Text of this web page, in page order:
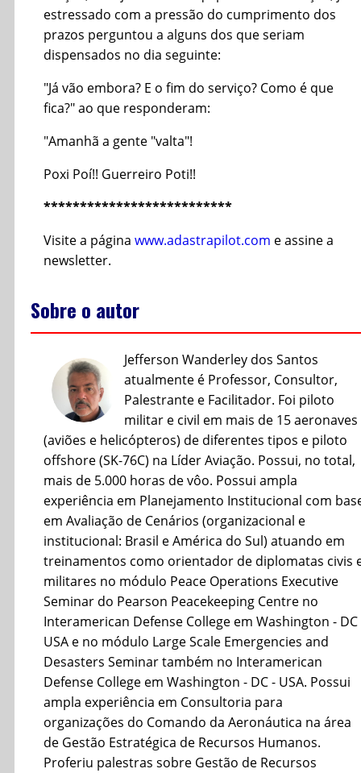
estressado com a pressão do cumprimento dos
prazos perguntou a alguns dos que seriam
dispensados no dia seguinte:
"Já vão embora? E o fim do serviço? Como é que
fica?" ao que responderam:
"Amanhã a gente "valta"!
Poxi Poí!! Guerreiro Poti!!
**************************
Visite a página www.adastrapilot.com e assine a
newsletter.
Sobre o autor
Jefferson Wanderley dos Santos
atualmente é Professor, Consultor,
Palestrante e Facilitador. Foi piloto
militar e civil em mais de 15 aeronaves
(aviões e helicópteros) de diferentes tipos e piloto
offshore (SK-76C) na Líder Aviação. Possui, no total,
mais de 5.000 horas de vôo. Possui ampla
experiência em Planejamento Institucional com
em Avaliação de Cenários (organizacional e
institucional: Brasil e América do Sul) atuando em
treinamentos como orientador de diplomatas civis
militares no módulo Peace Operations Executive
Seminar do Pearson Peacekeeping Centre no
Interamerican Defense College em Washington - DC
USA e no módulo Large Scale Emergencies and
Desasters Seminar também no Interamerican
Defense College em Washington - DC - USA. Possui
ampla experiência em Consultoria para
organizações do Comando da Aeronáutica na área
de Gestão Estratégica de Recursos Humanos.
Proferiu palestras sobre Gestão de Recursos